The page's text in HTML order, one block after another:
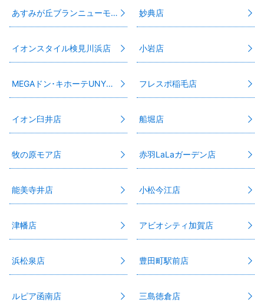
あすみが丘ブランニューモール店 妙典店
イオンスタイル検見川浜店 小岩店
MEGAドン･キホーテUNY市原店 フレスポ稲毛店
イオン臼井店 船堀店
牧の原モア店 赤羽LaLaガーデン店
能美寺井店 小松今江店
津幡店 アビオシティ加賀店
浜松泉店 豊田町駅前店
ルピア函南店 三島徳倉店